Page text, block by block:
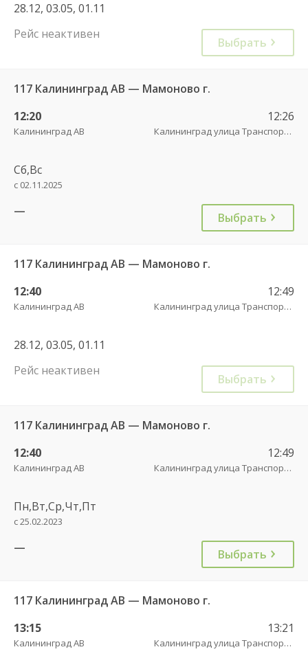
28.12, 03.05, 01.11
Рейс неактивен
Выбрать
117 Калининград АВ — Мамоново г.
12:20
Калининград АВ
12:26
Калининград улица Транспортая
Сб,Вс
с 02.11.2025
— Выбрать
117 Калининград АВ — Мамоново г.
12:40
Калининград АВ
12:49
Калининград улица Транспортая
28.12, 03.05, 01.11
Рейс неактивен
Выбрать
117 Калининград АВ — Мамоново г.
12:40
Калининград АВ
12:49
Калининград улица Транспортая
Пн,Вт,Ср,Чт,Пт
с 25.02.2023
— Выбрать
117 Калининград АВ — Мамоново г.
13:15
Калининград АВ
13:21
Калининград улица Транспортая